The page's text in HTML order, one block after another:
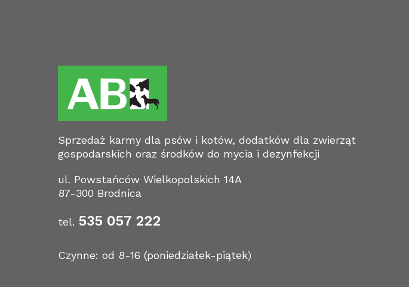
Sprzedaż karmy dla psów i kotów, dodatków dla zwierząt
gospodarskich oraz środków do mycia i dezynfekcji
ul. Powstańców Wielkopolskich 14A
87-300 Brodnica
tel. 535 057 222
Czynne: od 8-16 (poniedziałek-piątek)